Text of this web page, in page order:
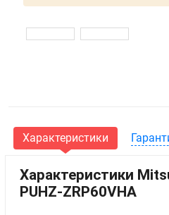
Характеристики
Характеристики
PUHZ-ZRP60VHA